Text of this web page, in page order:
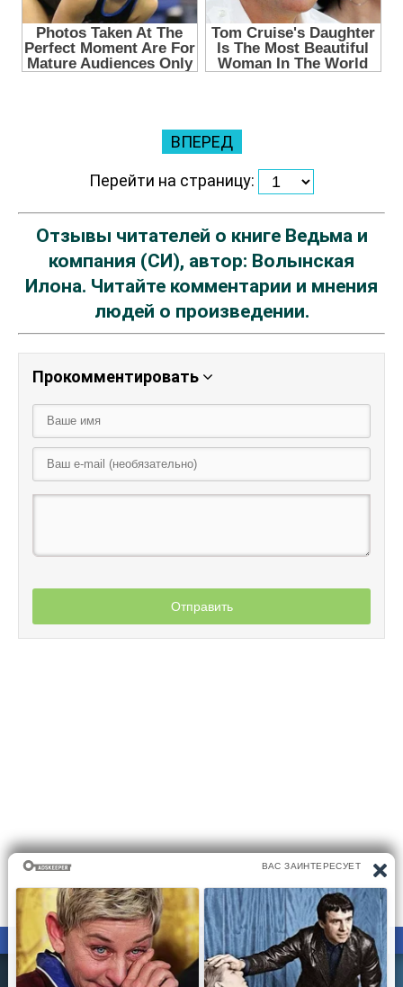
ВПЕРЕД
Перейти на страницу:
Отзывы читателей о книге Ведьма и
компания (СИ), автор: Волынская
Илона. Читайте комментарии и мнения
людей о произведении.
Прокомментировать
Отправить
ПРАВООБЛАДАТЕЛЯМ ПОЛИТИКА КОНФИДЕНЦИАЛЬНОСТИ
Все материалы на сайте размещаются его пользователями.